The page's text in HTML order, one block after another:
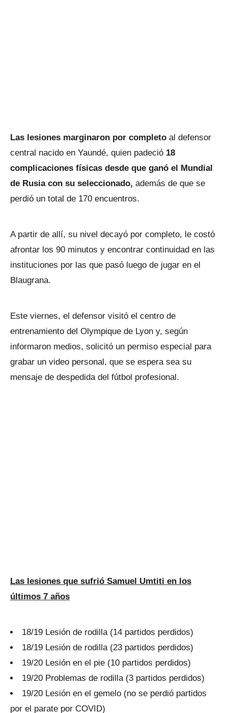
Las lesiones marginaron por completo al defensor
central nacido en Yaundé, quien padeció 18
complicaciones físicas desde que ganó el Mundial
de Rusia con su seleccionado, además de que se
perdió un total de 170 encuentros.
A partir de allí, su nivel decayó por completo, le costó
afrontar los 90 minutos y encontrar continuidad en las
instituciones por las que pasó luego de jugar en el
Blaugrana.
Este viernes, el defensor visitó el centro de
entrenamiento del Olympique de Lyon y, según
informaron medios, solicitó un permiso especial para
grabar un video personal, que se espera sea su
mensaje de despedida del fútbol profesional.
Las lesiones que sufrió Samuel Umtiti en los
últimos 7 años
18/19 Lesión de rodilla (14 partidos perdidos)
18/19 Lesión de rodilla (23 partidos perdidos)
19/20 Lesión en el pie (10 partidos perdidos)
19/20 Problemas de rodilla (3 partidos perdidos)
19/20 Lesión en el gemelo (no se perdió partidos
por el parate por COVID)